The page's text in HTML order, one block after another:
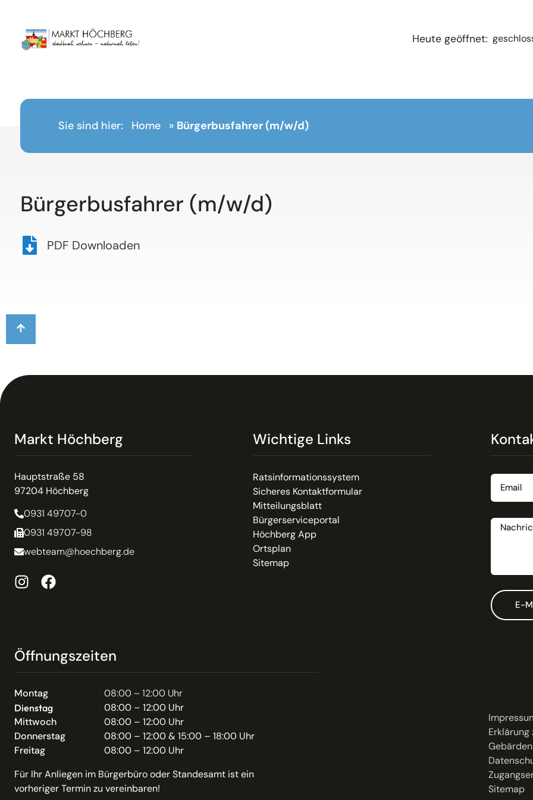
Heute geöffnet:
Sie sind hier: Home » Bürgerbusfahrer (m/w/d)
Bürgerbusfahrer (m/w/d)
PDF Downloaden
Markt Höchberg
Hauptstraße 58
97204 Höchberg
0931 49707-0
0931 49707-98
webteam@hoechberg.de
Wichtige Links
Ratsinformationssystem
Sicheres Kontaktformular
Mitteilungsblatt
Bürgerserviceportal
Höchberg App
Ortsplan
Sitemap
E-
Öffnungszeiten
Montag 08:00 – 12:00 Uhr
Dienstag
08:00 – 12:00 Uhr
Mittwoch
08:00 – 12:00 Uhr
Donnerstag
08:00 – 12:00 & 15:00 – 18:00 Uhr
Freitag
08:00 – 12:00 Uhr
Für Ihr Anliegen im Bürgerbüro oder Standesamt ist ein
vorheriger Termin zu vereinbaren!
Sitemap